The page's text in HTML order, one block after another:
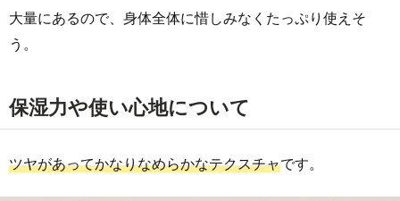
大量にあるので、身体全体に惜しみなくたっぷり使えそ
う。
保湿力や使い心地について
ツヤがあってかなりなめらかなテクスチャです。